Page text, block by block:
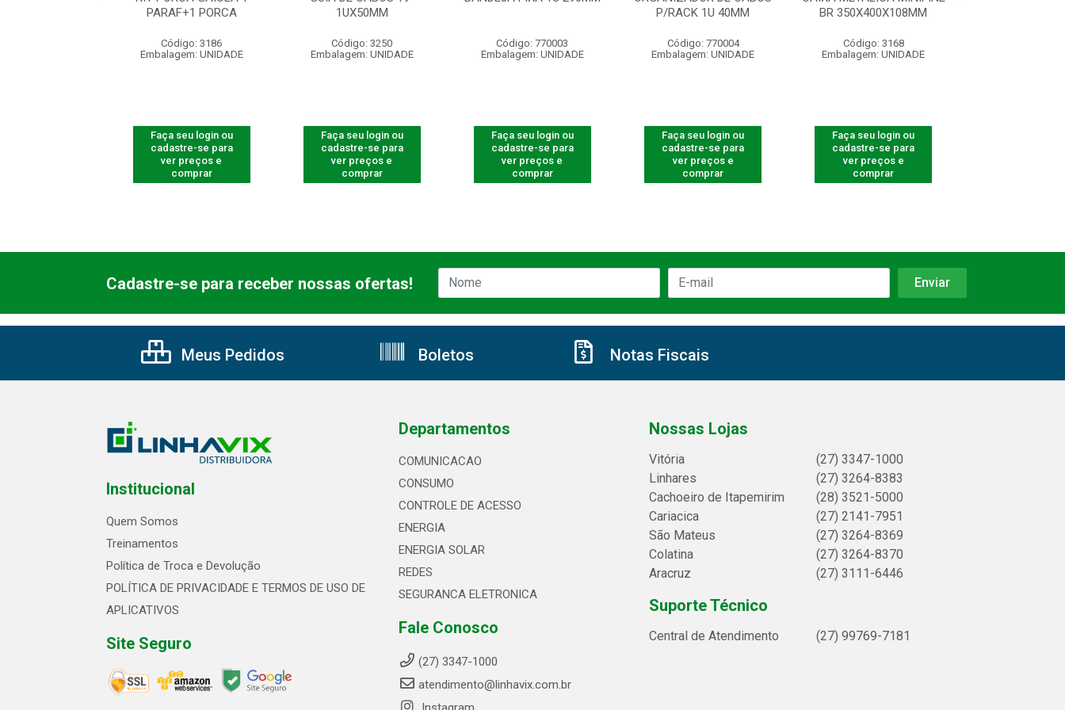
PARAF+1 PORCA
Código: 3186
Embalagem: UNIDADE
Faça seu login ou
cadastre-se para
ver preços e
comprar
1UX50MM
Código: 3250
Embalagem: UNIDADE
Faça seu login ou
cadastre-se para
ver preços e
comprar
Código: 770003
Embalagem: UNIDADE
Faça seu login ou
cadastre-se para
ver preços e
comprar
P/RACK 1U 40MM
Código: 770004
Embalagem: UNIDADE
Faça seu login ou
cadastre-se para
ver preços e
comprar
BR 350X400X108MM
Código: 3168
Embalagem: UNIDADE
Faça seu login ou
cadastre-se para
ver preços e
comprar
Cadastre-se para receber nossas ofertas!
Meus Pedidos Boletos Notas Fiscais
Institucional
Quem Somos
Treinamentos
Política de Troca e Devolução
POLÍTICA DE PRIVACIDADE E TERMOS DE USO DE
APLICATIVOS
Site Seguro
Departamentos
COMUNICACAO
CONSUMO
CONTROLE DE ACESSO
ENERGIA
ENERGIA SOLAR
REDES
SEGURANCA ELETRONICA
Fale Conosco
(27) 3347-1000
atendimento@linhavix.com.br
Nossas Lojas
Vitória
(27) 3347-1000
Linhares
(27) 3264-8383
Cachoeiro de Itapemirim
(28) 3521-5000
Cariacica
(27) 2141-7951
São Mateus
(27) 3264-8369
Colatina
(27) 3264-8370
Aracruz
(27) 3111-6446
Suporte Técnico
Central de Atendimento (27) 99769-7181